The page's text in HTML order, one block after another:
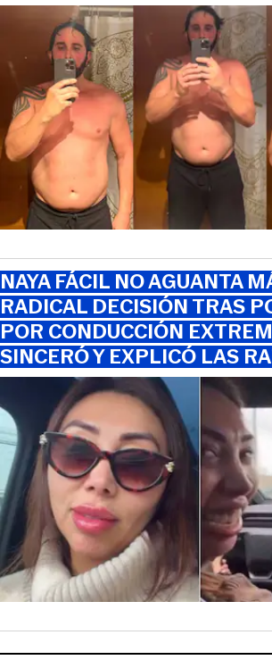
NAYA FÁCIL NO AGUANTA
RADICAL DECISIÓN TRAS
POR CONDUCCIÓN
SINCERÓ Y EXPLICÓ LAS